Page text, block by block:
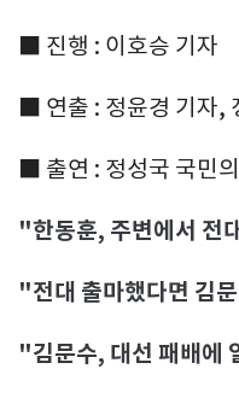
■ 진행 : 이호승 기자
■ 연출 : 정윤경 기자,
■ 출연 : 정성국 국민
"한동훈, 주변에서 전
"전대 출마했다면 김
"김문수, 대선 패배에